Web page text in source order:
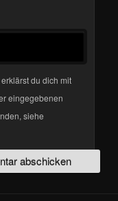
du dich mit
eingegebenen
siehe